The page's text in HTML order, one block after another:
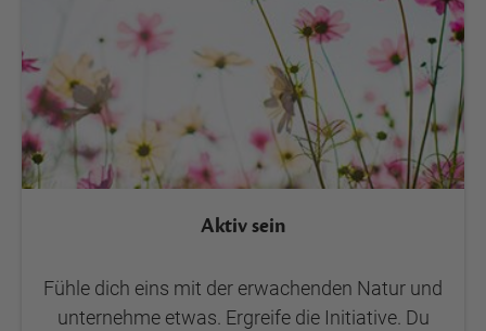
Aktiv sein
Fühle dich eins mit der erwachenden Natur und
unternehme etwas. Ergreife die Initiative. Du